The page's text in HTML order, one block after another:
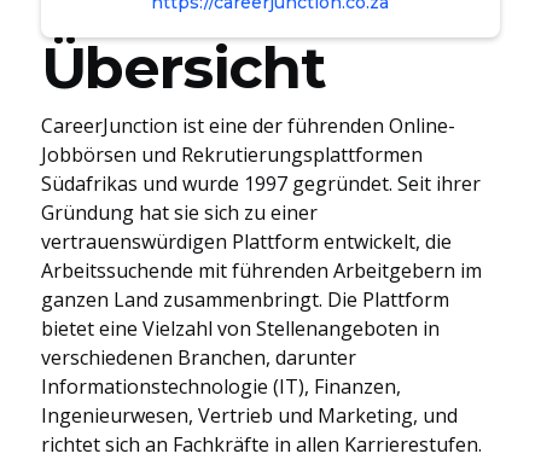
Übersicht
CareerJunction ist eine der führenden Online-
Jobbörsen und Rekrutierungsplattformen
Südafrikas und wurde 1997 gegründet. Seit ihrer
Gründung hat sie sich zu einer
vertrauenswürdigen Plattform entwickelt, die
Arbeitssuchende mit führenden Arbeitgebern im
ganzen Land zusammenbringt. Die Plattform
bietet eine Vielzahl von Stellenangeboten in
verschiedenen Branchen, darunter
Informationstechnologie (IT), Finanzen,
Ingenieurwesen, Vertrieb und Marketing, und
richtet sich an Fachkräfte in allen Karrierestufen.